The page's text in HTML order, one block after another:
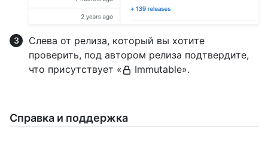
Слева от релиза, который вы хотите
проверить, под автором релиза подтвердите,
что присутствует «
Immutable».
Справка и поддержка